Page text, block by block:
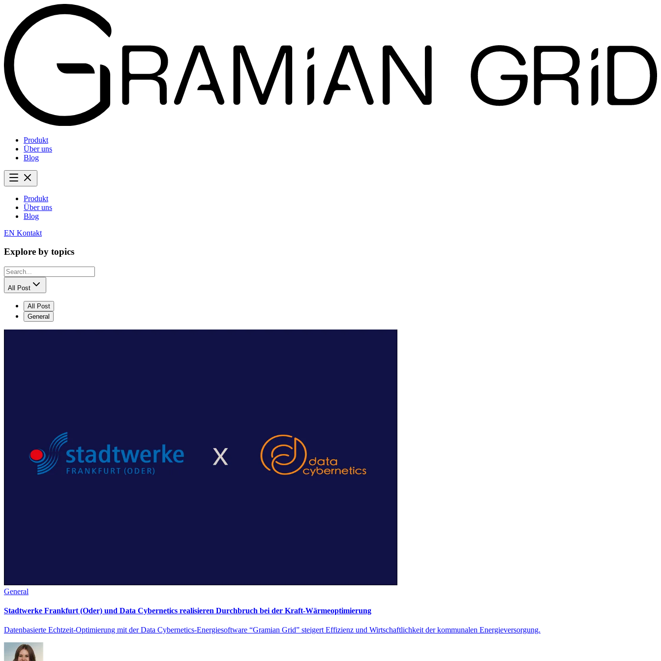
Produkt
Über uns
Blog
Produkt
Über uns
Blog
EN Kontakt
Explore by topics
All Post
All Post
General
General
Stadtwerke Frankfurt (Oder) und Data Cybernetics realisieren Durchbruch bei der Kraft-Wärmeoptimierung
Datenbasierte Echtzeit-Optimierung mit der Data Cybernetics-Energiesoftware “Gramian Grid” steigert Effizienz und Wirtschaftlichkeit der kommunalen Energieversorgung.